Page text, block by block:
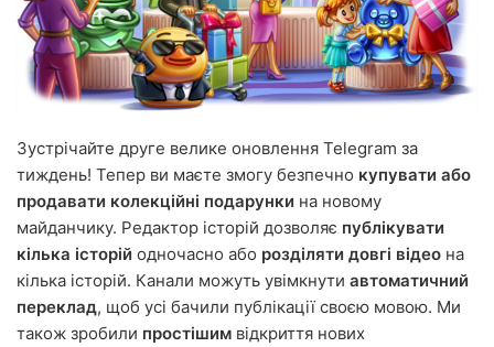
Зустрічайте друге велике оновлення Telegram за
тиждень! Тепер ви маєте змогу безпечно купувати або
продавати колекційні подарунки на новому
майданчику. Редактор історій дозволяє публікувати
кілька історій одночасно або розділяти довгі відео на
кілька історій. Канали можуть увімкнути автоматичний
переклад, щоб усі бачили публікації своєю мовою. Ми
також зробили простішим відкриття нових